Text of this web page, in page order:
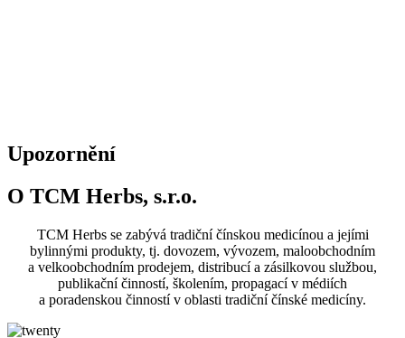
Upozornění
O TCM Herbs, s.r.o.
TCM Herbs se zabývá tradiční čínskou medicínou a jejími
bylinnými produkty, tj. dovozem, vývozem, maloobchodním
a velkoobchodním prodejem, distribucí a zásilkovou službou,
publikační činností, školením, propagací v médiích
a poradenskou činností v oblasti tradiční čínské medicíny.